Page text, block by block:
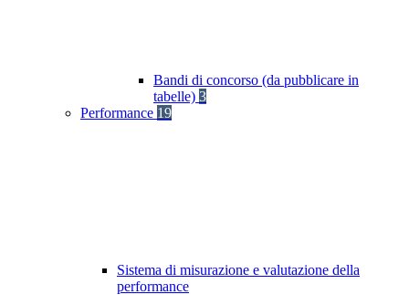
Bandi di concorso (da pubblicare in
tabelle) 3
Performance 19
Sistema di misurazione e valutazione della
performance